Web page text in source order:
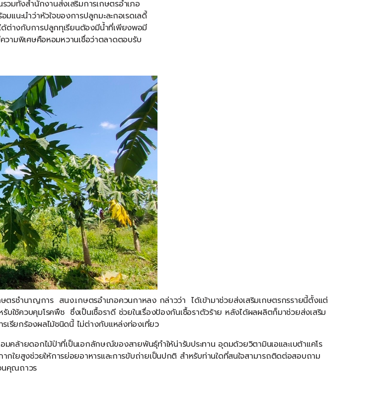
วมทั้งสำนักงานส่งเสริมการเกษตรอำเภอ
มแนะนำว่าหัวใจของการปลูกมะละกอเรดเลดี้
ได้ต่างกับการปลูกทุเรียนต้องมีน้ำที่เพียงพอมี
วามพิเศษคือหอมหวานเชื่อว่าตลาดตอบรับ
ษตรชำนาญการ สนง.เกษตรอำเภอควนกาหลง กล่าวว่า ได้เข้ามาช่วยส่งเสริมเกษตรกรรายนี้ตั้งแต่
รับใช้ควบคุมโรคพืช ซึ่งเป็นเชื้อราดี ช่วยในเรื่องป้องกันเชื้อราตัวร้าย หลังได้ผลผลิตก็มาช่วยส่งเสริม
เรียกร้องผลไม้ชนิดนี้ ไม่ต่างกับแหล่งท่องเที่ยว
มคล้ายดอกไม้ป่าที่เป็นเอกลักษณ์ของสายพันธุ์ทำให้น่ารับประทาน อุดมด้วยวิตามินเอและเบต้าแคโร
ากใยสูงช่วยให้การย่อยอาหารและการขับถ่ายเป็นปกติ สำหรับท่านใดที่สนใจสามารถติดต่อสอบถาม
นคุณถาวร